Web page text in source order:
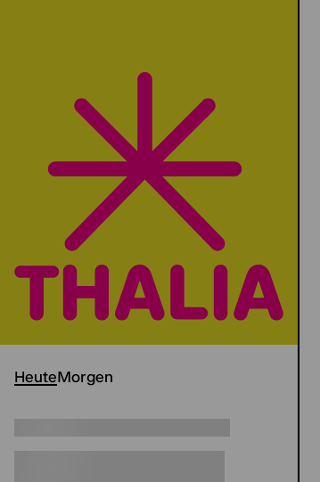
HeuteMorgen